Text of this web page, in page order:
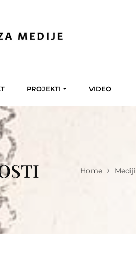
PROJEKTI VIDEO
Home › Mediji